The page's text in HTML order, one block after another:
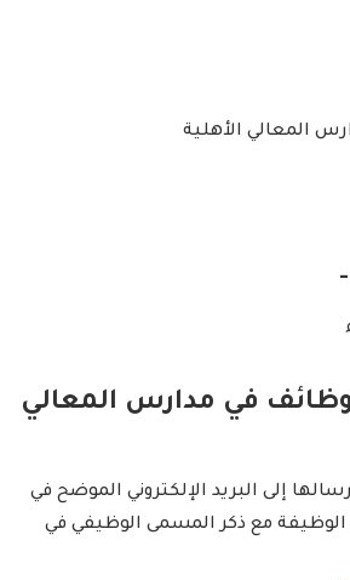
في مدارس المعالي
إلى البريد الإلكتروني الموضح في
مع ذكر المسمى الوظيفي في